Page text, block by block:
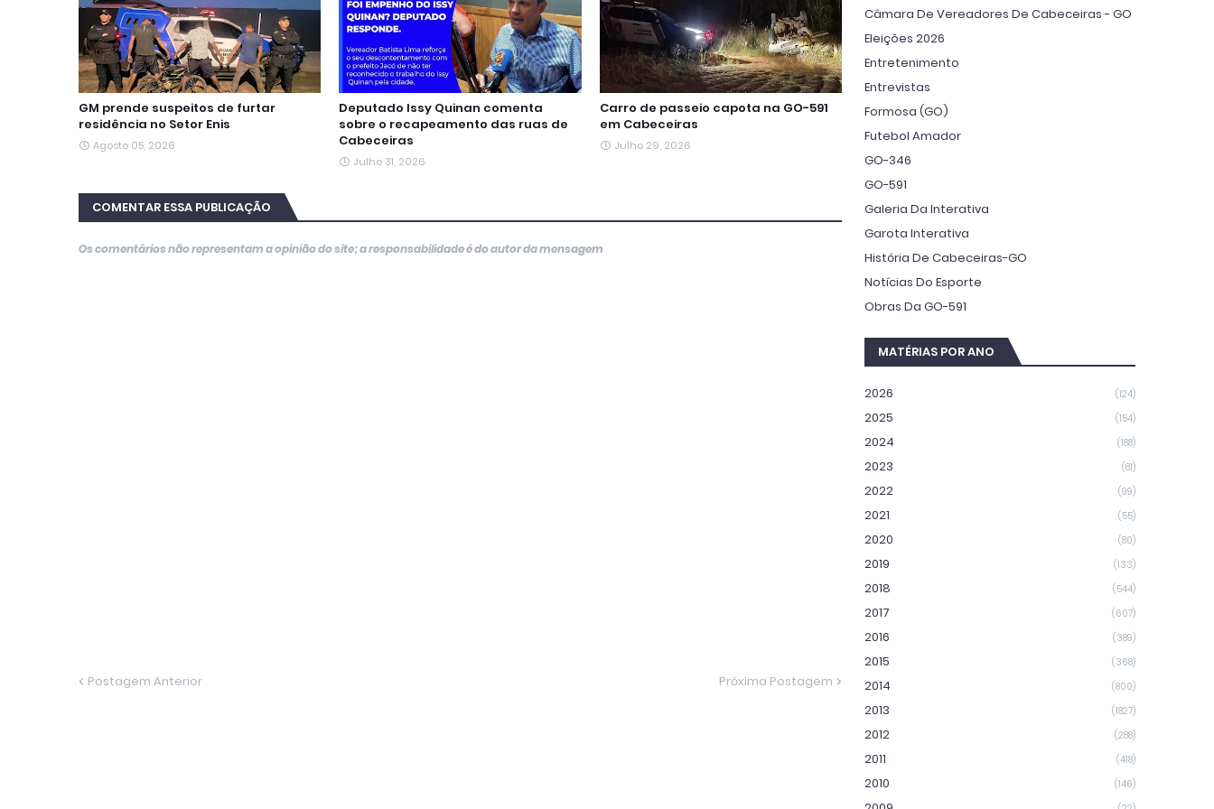
GM prende suspeitos de furtar
residência no Setor Enis
Agosto 05, 2026
Deputado Issy Quinan comenta
sobre o recapeamento das ruas de
Cabeceiras
Julho 31, 2026
Carro de passeio capota na GO-591
em Cabeceiras
Julho 29, 2026
COMENTAR ESSA PUBLICAÇÃO
Os comentários não representam a opinião do site; a responsabilidade é do autor da mensagem
Postagem Anterior Próxima Postagem
Câmara De Vereadores De Cabeceiras - GO
Eleições 2026
Entretenimento
Entrevistas
Formosa (GO)
Futebol Amador
GO-346
GO-591
Galeria Da Interativa
Garota Interativa
História De Cabeceiras-GO
Notícias Do Esporte
Obras Da GO-591
MATÉRIAS POR ANO
2026 (124)
2025 (154)
2024 (188)
2023 (81)
2022 (99)
2021 (55)
2020 (80)
2019 (133)
2018 (544)
2017 (607)
2016 (389)
2015 (368)
2014 (800)
2013 (1827)
2012 (288)
2011 (418)
2010 (146)